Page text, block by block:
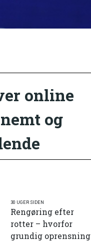
online
og
30 UGER SIDEN
Rengøring efter
rotter – hvorfor
grundig oprensning